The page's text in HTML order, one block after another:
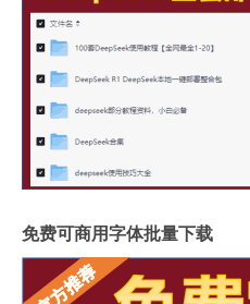
免费可商用字体批量下载